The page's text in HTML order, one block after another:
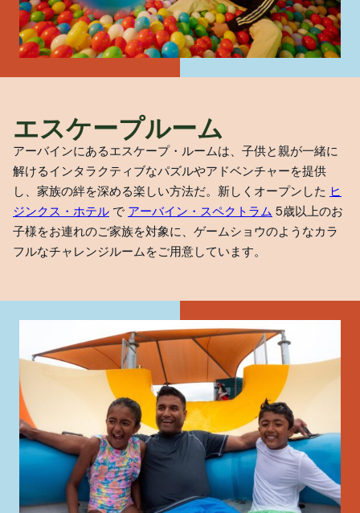
エスケープルーム
アーバインにあるエスケープ・ルームは、子供と親が一緒に
解けるインタラクティブなパズルやアドベンチャーを提供
し、家族の絆を深める楽しい方法だ。新しくオープンした ヒ
ジンクス・ホテル で アーバイン・スペクトラム 5歳以上のお
子様をお連れのご家族を対象に、ゲームショウのようなカラ
フルなチャレンジルームをご用意しています。